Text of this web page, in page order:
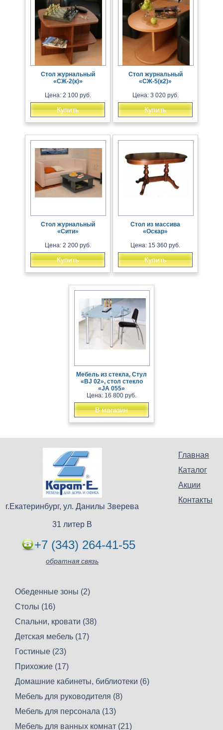
Стол журнальный
«СЖ-2(к)»
Цена: 2 100 руб.
Купить
Стол журнальный
«СЖ-5(к2)»
Цена: 3 020 руб.
Купить
Стол журнальный
«Сити»
Цена: 2 200 руб.
Купить
Стол из массива
«Оскар»
Цена: 15 360 руб.
Купить
Мебель из стекла, Стул
«BJ 02», стол стекло
«JA 055»
Цена: 16 800 руб.
В магазин
Главная
Каталог
Акции
Контакты
г.Екатеринбург, ул. Данилы Зверева
31 литер В
+7 (343) 264-41-55
обратная связь
Обеденные зоны (2)
Столы (16)
Спальни, кровати (38)
Детская мебель (17)
Гостиные (23)
Прихожие (17)
Домашние кабинеты, библиотеки (6)
Мебель для руководителя (8)
Мебель для персонала (13)
Мебель для ванных комнат (21)